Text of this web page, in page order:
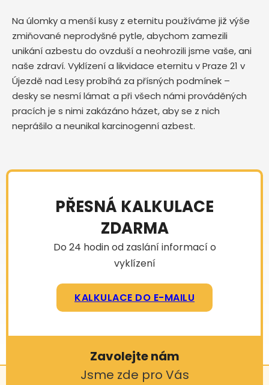
Na úlomky a menší kusy z eternitu používáme již výše
zmiňované neprodyšné pytle, abychom zamezili
unikání azbestu do ovzduší a neohrozili jsme vaše, ani
naše zdraví. Vyklízení a likvidace eternitu v Praze 21 v
Újezdě nad Lesy probíhá za přísných podmínek –
desky se nesmí lámat a při všech námi prováděných
pracích je s nimi zakázáno házet, aby se z nich
neprášilo a neunikal karcinogenní azbest.
PŘESNÁ KALKULACE
ZDARMA
Do 24 hodin od zaslání informací o
vyklízení
KALKULACE DO E-MAILU
Zavolejte nám
Jsme zde pro Vás